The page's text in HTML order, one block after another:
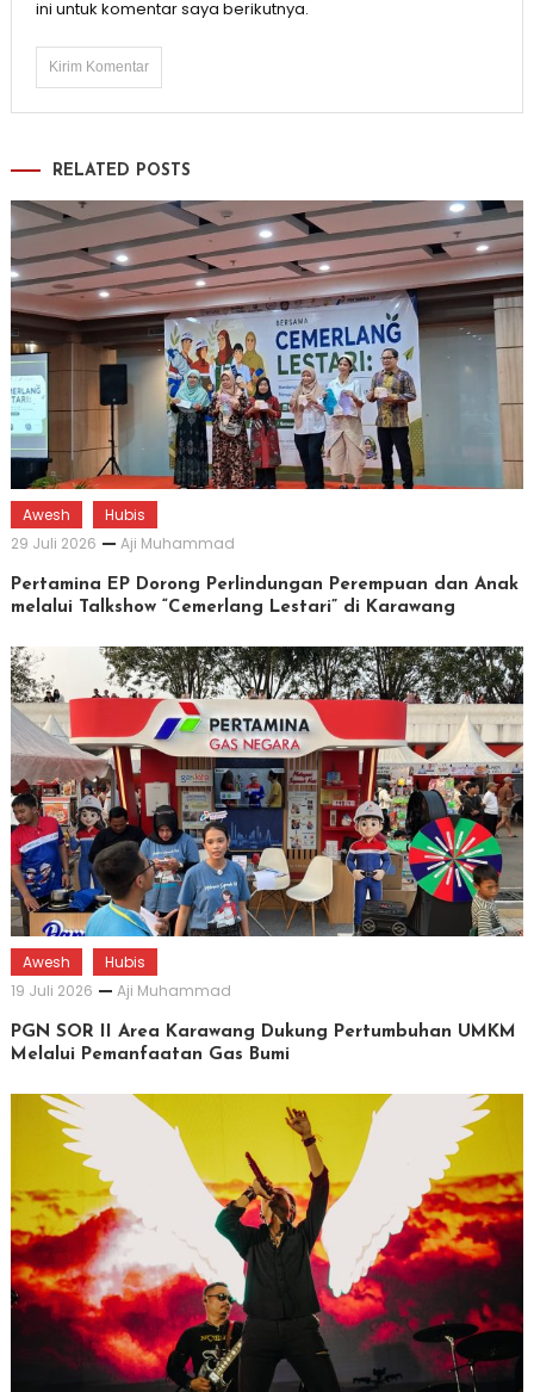
ini untuk komentar saya berikutnya.
RELATED POSTS
Awesh
Hubis
29 Juli 2026
Aji Muhammad
Pertamina EP Dorong Perlindungan Perempuan dan Anak
melalui Talkshow “Cemerlang Lestari” di Karawang
Awesh
Hubis
19 Juli 2026
Aji Muhammad
PGN SOR II Area Karawang Dukung Pertumbuhan UMKM
Melalui Pemanfaatan Gas Bumi